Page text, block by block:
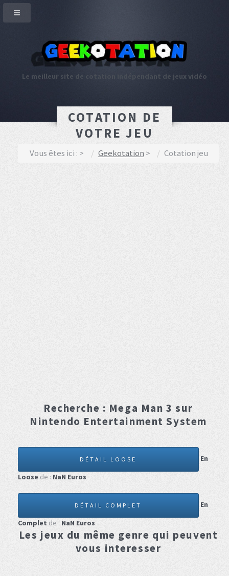
Le meilleur site de cotation indépendant de jeux vidéo
COTATION DE
VOTRE JEU
Vous êtes ici : Geekotation Cotation jeu
Recherche : Mega Man 3 sur
Nintendo Entertainment System
DÉTAIL LOOSE
En
Loose de : NaN Euros
DÉTAIL COMPLET
En
Complet de : NaN Euros
Les jeux du même genre qui peuvent
vous interesser